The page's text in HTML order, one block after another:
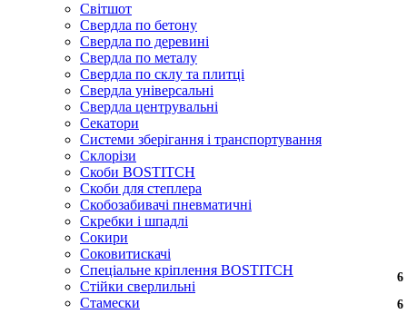
Світшот
Свердла по бетону
Свердла по деревині
Свердла по металу
Свердла по склу та плитці
Свердла універсальні
Свердла центрувальні
Секатори
Системи зберігання і транспортування
Склорізи
Скоби BOSTITCH
Скоби для степлера
Скобозабивачі пневматичні
Скребки і шпадлі
Сокири
Соковитискачі
Спеціальне кріплення BOSTITCH
Стійки сверлильні
Стамески
6
6
6
6
6
6